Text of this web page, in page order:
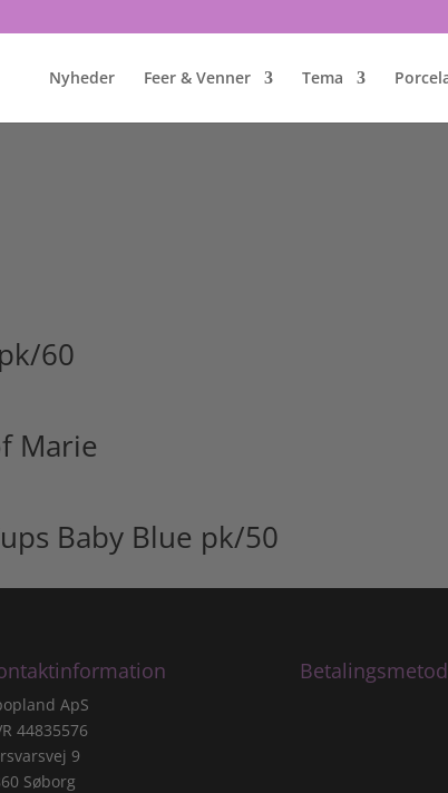
Nyheder Feer & Venner Tema
60
Marie
Baby Blue pk/50
ApS
44835576
9
Søborg